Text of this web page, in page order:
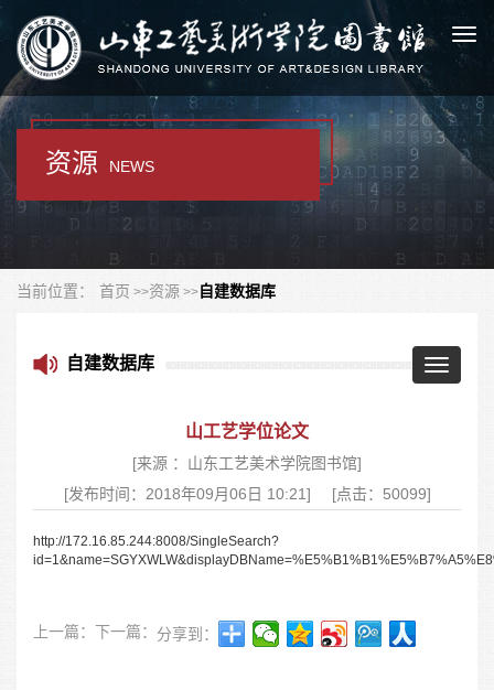
资源 NEWS
当前位置： 首页 资源 自建数据库
Toggle
自建数据库
山工艺学位论文
[来源 ：山东工艺美术学院图书馆]
[发布时间：2018年09月06日 10:21]
[点击：50099]
http://172.16.85.244:8008/SingleSearch?
上一篇： 下一篇： 分享到：